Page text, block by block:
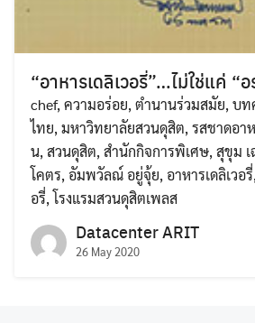
“อาหารเดลิเวอรี่”…ไม่ใช่แค่ “
chef, ความอร่อย, ตำนานร่วมสมัย, บท
ไทย, มหาวิทยาลัยสวนดุสิต, รสชาดอา
น, สวนดุสิต, สำนักกิจการพิเศษ, สุขุม
โคตร, อัมพวัลณ์ อยู่จุ้ย, อาหารเดลิเวอรี่,
อรี่, โรงแรมสวนดุสิตเพลส
Datacenter ARIT
26 May 2020